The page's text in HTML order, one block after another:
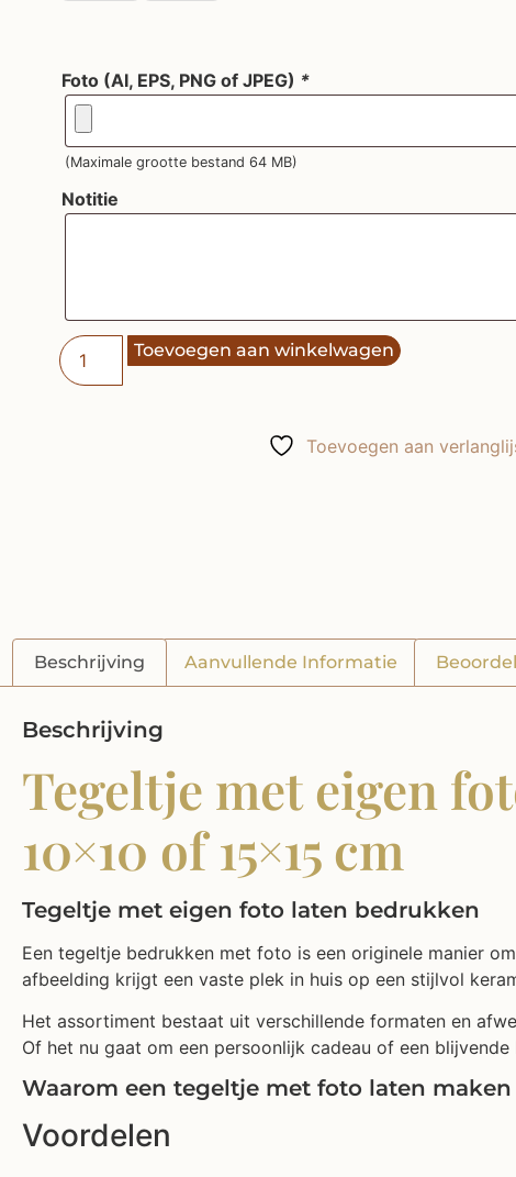
Foto (AI, EPS, PNG of JPEG) *
(Maximale grootte bestand 64 MB)
Notitie
Toevoegen aan winkelwagen
Toevoegen aan
Beschrijving Aanvullende Informatie
Beschrijving
Tegeltje met eigen
10×10 of 15×15 cm
Tegeltje met eigen foto laten bedrukken
Een tegeltje bedrukken met foto is een originele manier
afbeelding krijgt een vaste plek in huis op een stijlvol
Het assortiment bestaat uit verschillende formaten en
Of het nu gaat om een persoonlijk cadeau of een
Waarom een tegeltje met foto laten maken
Voordelen